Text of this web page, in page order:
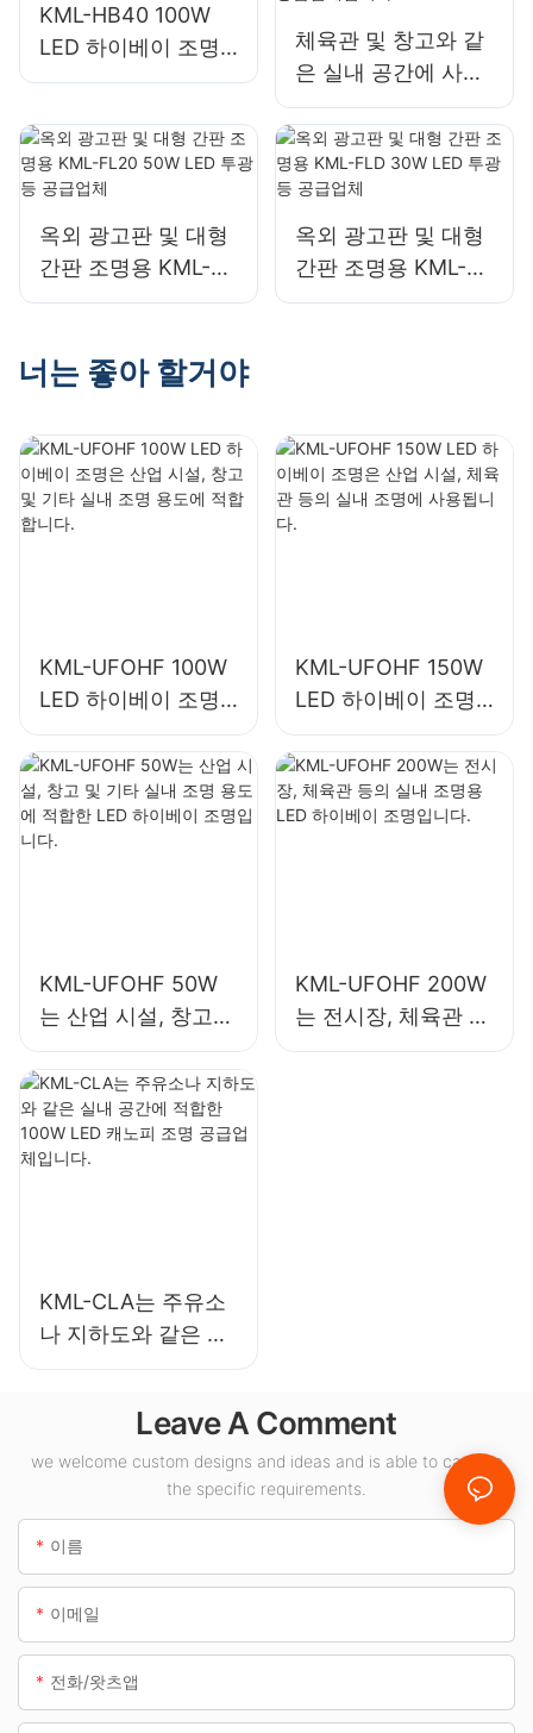
KML-HB40 100W
LED 하이베이 조명
은 공장, 창고 등의
합합니다.
체육관 및 창고와 같
은 실내 공간에 사용
되는 KML-HB30
150W LED 산업 및
광산용 조명 공급업
체입니다.
옥외 광고판 및 대형
간판 조명용 KML-
FL20 50W LED 투광
옥외 광고판 및 대형
간판 조명용 KML-
FLD 30W LED 투광
너는 좋아 할거야
KML-UFOHF 100W
LED 하이베이 조명
은 산업 시설, 창고
및 기타 실내 조명 용
도에 적합합니다.
KML-UFOHF 150W
LED 하이베이 조명
은 산업 시설, 체육관
등의 실내 조명에 사
용됩니다.
KML-UFOHF 50W
는 산업 시설, 창고
및 기타 실내 조명 용
도에 적합한 LED 하
이베이 조명입니다.
KML-UFOHF 200W
는 전시장, 체육관 등
의 실내 조명용 LED
KML-CLA는 주유소
나 지하도와 같은 실
내 공간에 적합한
조명 공급업체입니
다.
Leave A Comment
we welcome custom designs and ideas and is able to cater to
the specific requirements.
이름
이메일
전화/왓츠앱